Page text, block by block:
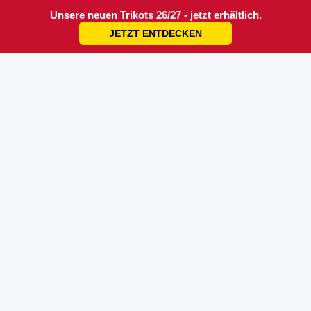
Unsere neuen Trikots 26/27 - jetzt erhältlich.
JETZT ENTDECKEN